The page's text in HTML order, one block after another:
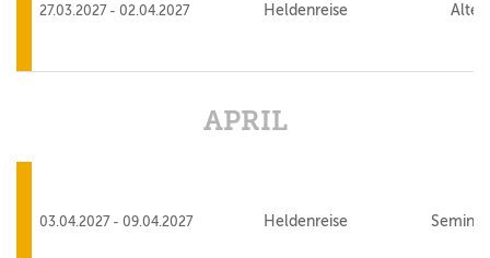
27.03.2027 - 02.04.2027 Heldenreise Alte
APRIL
03.04.2027 - 09.04.2027 Heldenreise